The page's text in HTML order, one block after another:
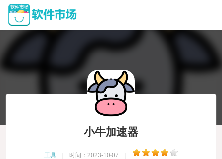
小牛加速器
工具 时间：2023-10-07